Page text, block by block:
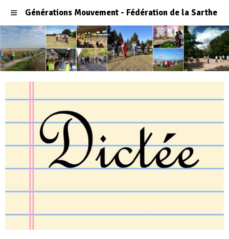
Générations Mouvement - Fédération de la Sarthe